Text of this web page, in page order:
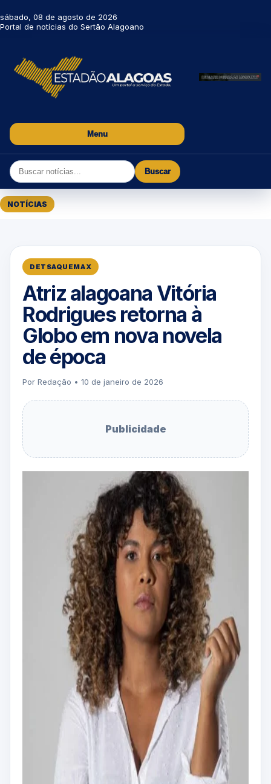
sábado, 08 de agosto de 2026
Portal de notícias do Sertão Alagoano
Menu
Buscar
NOTÍCIAS
DETSAQUEMAX
Atriz alagoana Vitória
Rodrigues retorna à
Globo em nova novela
de época
Por Redação • 10 de janeiro de 2026
Publicidade